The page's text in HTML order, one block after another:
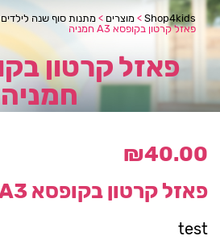
Shop4kids
> מוצרים > מתנות סוף שנה לילדים
פאזל קרטון בקופסא A3 חמניה
חמניה
₪40.00
פאזל קרטון בקופסא A3 חמניה
test